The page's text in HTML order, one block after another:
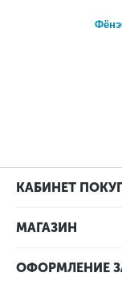
КАБИНЕТ
МАГАЗИН
ОФОРМЛЕНИЕ